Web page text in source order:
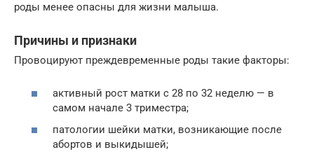
роды менее опасны для жизни малыша.
Причины и признаки
Провоцируют преждевременные роды такие факторы:
активный рост матки с 28 по 32 неделю — в
самом начале 3 триместра;
патологии шейки матки, возникающие после
абортов и выкидышей;